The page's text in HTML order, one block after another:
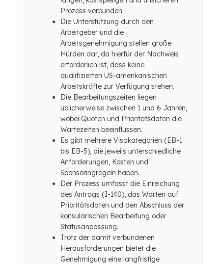
Prozess verbunden.
Die Unterstützung durch den
Arbeitgeber und die
Arbeitsgenehmigung stellen große
Hürden dar, da hierfür der Nachweis
erforderlich ist, dass keine
qualifizierten US-amerikanischen
Arbeitskräfte zur Verfügung stehen.
Die Bearbeitungszeiten liegen
üblicherweise zwischen 1 und 6 Jahren,
wobei Quoten und Prioritätsdaten die
Wartezeiten beeinflussen.
Es gibt mehrere Visakategorien (EB-1
bis EB-5), die jeweils unterschiedliche
Anforderungen, Kosten und
Sponsoringregeln haben.
Der Prozess umfasst die Einreichung
des Antrags (I-140), das Warten auf
Prioritätsdaten und den Abschluss der
konsularischen Bearbeitung oder
Statusanpassung.
Trotz der damit verbundenen
Herausforderungen bietet die
Genehmigung eine langfristige